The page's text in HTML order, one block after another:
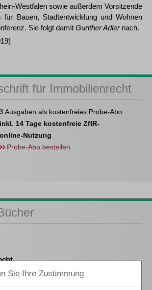
Westfalen sowie außerdem Vorsitzende
für Bauen, Stadtentwicklung und Wohnen
Sie folgt damit Gunther Adlernach.
für Immobilienrecht
3 Ausgaben als kostenfreies Probe-Abo
inkl. 14 Tage kostenfreie ZfIR-
online-Nutzung
Probe-Abo bestellen
/ Gödicke